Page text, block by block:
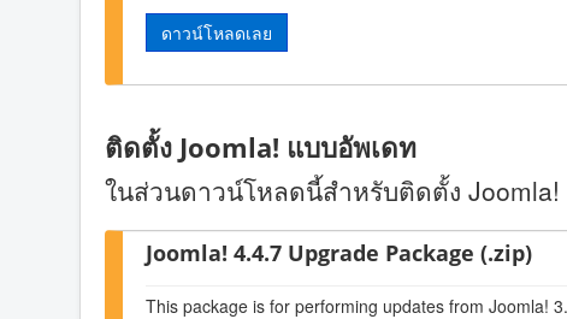
ดาวน์โหลดเลย
ติดตั้ง Joomla! แบบอัพเดท
ในส่วนดาวน์โหลดนี้สำหรับติดตั้ง
Joomla! 4.4.7 Upgrade Package (.zip)
This package is for performing updates from Joomla!